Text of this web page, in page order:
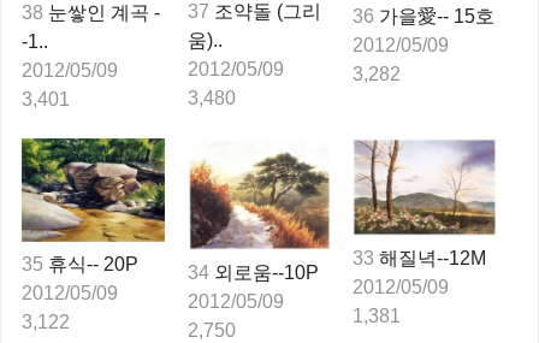
38 눈쌓인 계곡 -
-1..
2012/05/09
3,401
37 조약돌 (그리
움)..
2012/05/09
3,480
36 가을愛-- 15호
2012/05/09
3,282
35 휴식-- 20P
2012/05/09
3,122
34 외로움--10P
2012/05/09
2,750
33 해질녁--12M
2012/05/09
1,381